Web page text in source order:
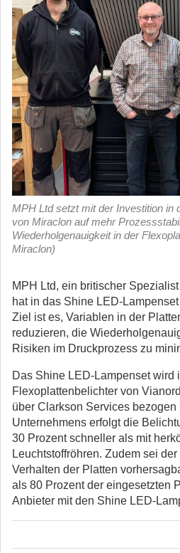
MPH Ltd setzt mit der Investition in
von Miraclon auf mehr
Wiederholgenauigkeit in der
Miraclon)
MPH Ltd, ein britischer
hat in das Shine LED-
Ziel ist es, Variablen in der
reduzieren, die
Risiken im Druckprozess zu
Das Shine LED-Lampenset wird
Flexoplattenbelichter von
über Clarkson Services
Unternehmens erfolgt die
30 Prozent schneller als mit
Leuchtstoffröhren. Zudem sei
Verhalten der Platten
als 80 Prozent der eingesetzten
Anbieter mit den Shine LED-